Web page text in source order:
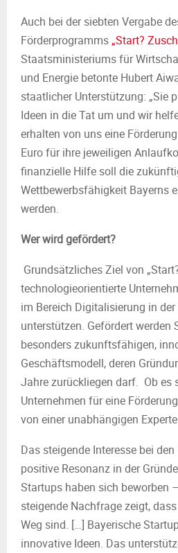
N
U
Auch bei der siebten Vergabe
Förderprogramms „Start?
Staatsministeriums für
und Energie betonte Hubert
staatlicher Unterstützung: „Sie
Ideen in die Tat um und wir
erhalten von uns eine
Euro für ihre jeweiligen
finanzielle Hilfe soll die
Wettbewerbsfähigkeit Bayerns
werden.
Wer wird gefördert?
Grundsätzliches Ziel von
technologieorientierte
im Bereich Digitalisierung in
unterstützen. Gefördert werden
besonders zukunftsfähigen,
Geschäftsmodell, deren
Jahre zurückliegen darf. Ob es
Unternehmen für eine
von einer unabhängigen
Das steigende Interesse bei
positive Resonanz in der
Startups haben sich beworben
steigende Nachfrage zeigt,
Weg sind. […] Bayerische
innovative Ideen. Das